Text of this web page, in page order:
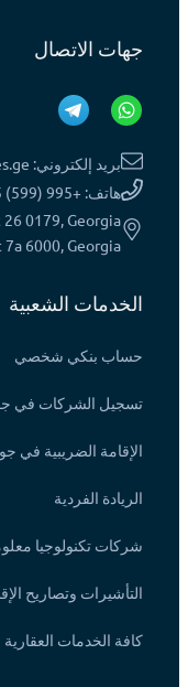
جهات الاتصال
بريد إلكتروني: info@pbservices.ge
هاتف: +995 (599) 65 44 54
0179, Georgia
6000, Georgia
الخدمات الشعبية
حساب بنكي شخصي
تسجيل الشركات في
الإقامة الضريبية في
الريادة الفردية
شركات تكنولوجيا
التأشيرات وتصاريح
كافة الخدمات العقارية